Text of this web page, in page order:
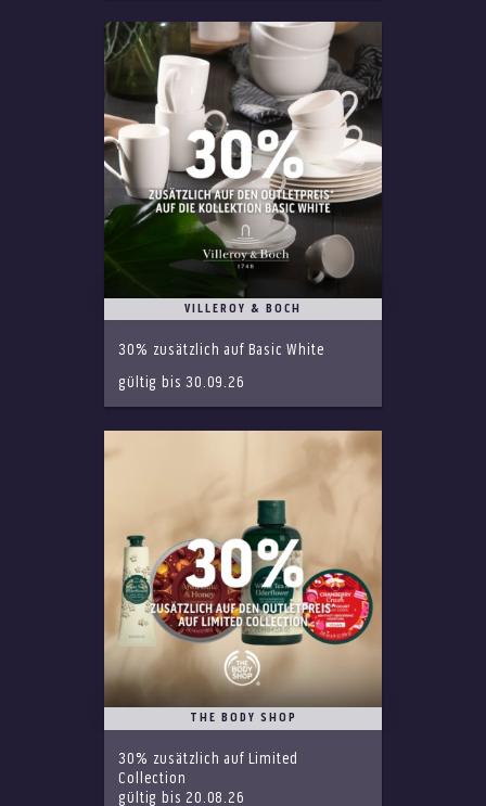
VILLEROY & BOCH
30% zusätzlich auf Basic White
gültig bis 30.09.26
THE BODY SHOP
30% zusätzlich auf Limited
Collection
gültig bis 20.08.26